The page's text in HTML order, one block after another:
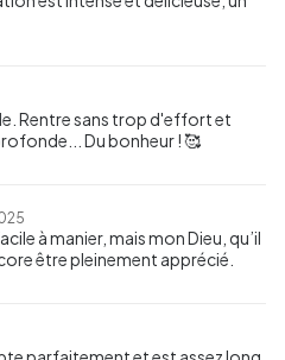
Rentre sans trop d'effort et
Du bonheur ! 🥰
à manier, mais mon Dieu, qu’il
être pleinement apprécié.